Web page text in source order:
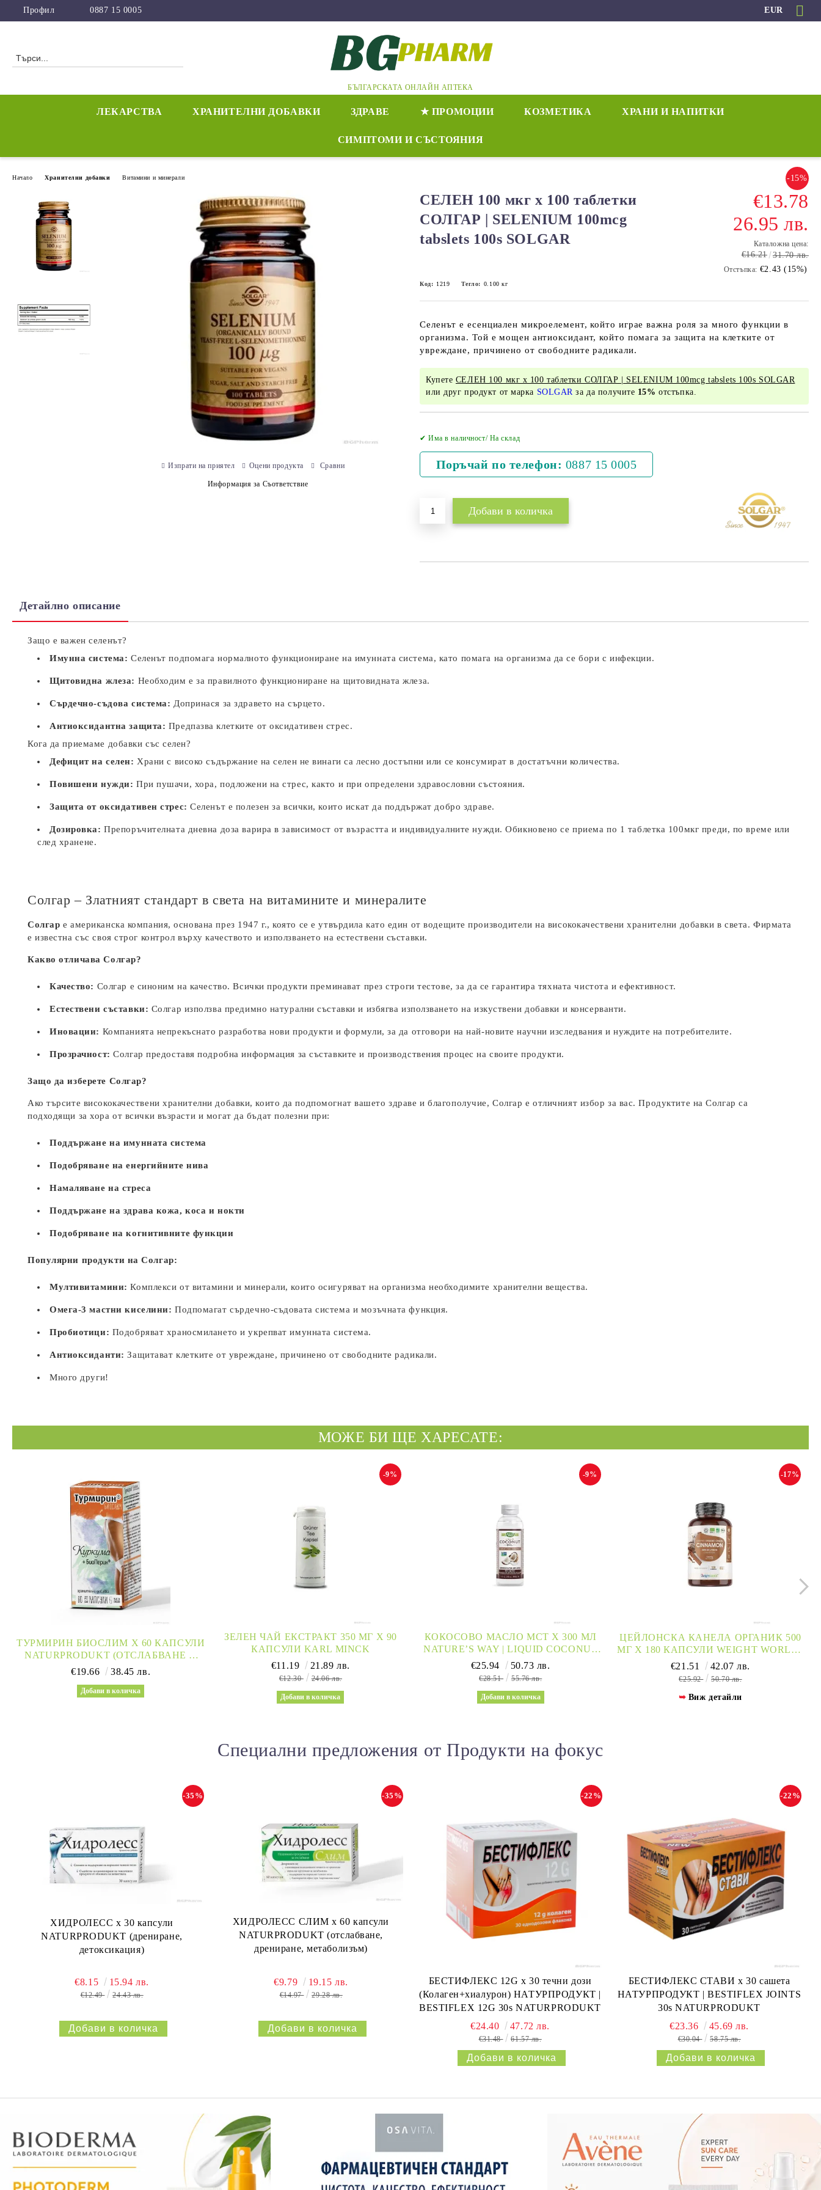
Профил 0887 15 0005 EUR
БЪЛГАРСКАТА ОНЛАЙН АПТЕКА
ЛЕКАРСТВА ХРАНИТЕЛНИ ДОБАВКИ ЗДРАВЕ ★ ПРОМОЦИИ КОЗМЕТИКА ХРАНИ И НАПИТКИ
СИМПТОМИ И СЪСТОЯНИЯ
Начало Хранителни добавки Витамини и минерали
СЕЛЕН 100 мкг х 100 таблетки
СОЛГАР | SELENIUM 100mcg
tabslets 100s SOLGAR
-15%
€13.78
26.95 лв.
Каталожна цена:
€16.21 31.70 лв.
Отстъпка: €2.43 (15%)
Код: 1219 Тегло: 0.100 кг
Селенът е есенциален микроелемент, който играе важна роля за много функции в
организма. Той е мощен антиоксидант, който помага за защита на клетките от
увреждане, причинено от свободните радикали.
Купете СЕЛЕН 100 мкг х 100 таблетки СОЛГАР | SELENIUM 100mcg tabslets 100s SOLGAR
или друг продукт от марка SOLGARза да получите 15% отстъпка.
✔ Има в наличност/ На склад
Поръчай по телефон: 0887 15 0005
Изпрати на приятел Оцени продукта Сравни
Информация за Съответствие
Детайлно описание
Защо е важен селенът?
Имунна система: Селенът подпомага нормалното функциониране на имунната система, като помага на организма да се бори с инфекции.
Щитовидна жлеза: Необходим е за правилното функциониране на щитовидната жлеза.
Сърдечно-съдова система: Допринася за здравето на сърцето.
Антиоксидантна защита: Предпазва клетките от оксидативен стрес.
Кога да приемаме добавки със селен?
Дефицит на селен: Храни с високо съдържание на селен не винаги са лесно достъпни или се консумират в достатъчни количества.
Повишени нужди: При пушачи, хора, подложени на стрес, както и при определени здравословни състояния.
Защита от оксидативен стрес: Селенът е полезен за всички, които искат да поддържат добро здраве.
Дозировка: Препоръчителната дневна доза варира в зависимост от възрастта и индивидуалните нужди. Обикновено се приема по 1 таблетка 100мкг преди, по време или
след хранене.
Солгар – Златният стандарт в света на витамините и минералите
Солгар е американска компания, основана през 1947 г., която се е утвърдила като един от водещите производители на висококачествени хранителни добавки в света. Фирмата
е известна със своя строг контрол върху качеството и използването на естествени съставки.
Какво отличава Солгар?
Качество: Солгар е синоним на качество. Всички продукти преминават през строги тестове, за да се гарантира тяхната чистота и ефективност.
Естествени съставки: Солгар използва предимно натурални съставки и избягва използването на изкуствени добавки и консерванти.
Иновации: Компанията непрекъснато разработва нови продукти и формули, за да отговори на най-новите научни изследвания и нуждите на потребителите.
Прозрачност: Солгар предоставя подробна информация за съставките и производствения процес на своите продукти.
Защо да изберете Солгар?
Ако търсите висококачествени хранителни добавки, които да подпомогнат вашето здраве и благополучие, Солгар е отличният избор за вас. Продуктите на Солгар са
подходящи за хора от всички възрасти и могат да бъдат полезни при:
Поддържане на имунната система
Подобряване на енергийните нива
Намаляване на стреса
Поддържане на здрава кожа, коса и нокти
Подобряване на когнитивните функции
Популярни продукти на Солгар:
Мултивитамини: Комплекси от витамини и минерали, които осигуряват на организма необходимите хранителни вещества.
Омега-3 мастни киселини: Подпомагат сърдечно-съдовата система и мозъчната функция.
Пробиотици: Подобряват храносмилането и укрепват имунната система.
Антиоксиданти: Защитават клетките от увреждане, причинено от свободните радикали.
Много други!
МОЖЕ БИ ЩЕ ХАРЕСАТЕ:
ТУРМИРИН БИОСЛИМ Х 60 КАПСУЛИ
NATURPRODUKT (ОТСЛАБВАНЕ И
МЕТАБОЛИЗЪМ)
€19.66 38.45 лв.
ЗЕЛЕН ЧАЙ ЕКСТРАКТ 350 МГ Х 90
КАПСУЛИ KARL MINCK
-9%
€11.19 21.89 лв.
€12.30 24.06 лв.
КОКОСОВО МАСЛО МСТ Х 300 МЛ
NATURE’S WAY | LIQUID COCONUT
OIL 93 % MCTS
-9%
€25.94 50.73 лв.
€28.51 55.76 лв.
ЦЕЙЛОНСКА КАНЕЛА ОРГАНИК 500
МГ Х 180 КАПСУЛИ WEIGHT WORLD |
CINNAMON
-17%
€21.51 42.07 лв.
€25.92 50.70 лв.
Виж детайли
Специални предложения от Продукти на фокус
ХИДРОЛЕСС х 30 капсули
NATURPRODUKT (дрениране,
детоксикация)
-35%
€8.15 15.94 лв.
€12.49 24.43 лв.
ХИДРОЛЕСС СЛИМ х 60 капсули
NATURPRODUKT (отслабване,
дрениране, метаболизъм)
-35%
€9.79 19.15 лв.
€14.97 29.28 лв.
БЕСТИФЛЕКС 12G х 30 течни дози
(Колаген+хиалурон) НАТУРПРОДУКТ |
BESTIFLEX 12G 30s NATURPRODUKT
-22%
€24.40 47.72 лв.
€31.48 61.57 лв.
БЕСТИФЛЕКС СТАВИ х 30 сашета
НАТУРПРОДУКТ | BESTIFLEX JOINTS
30s NATURPRODUKT
-22%
€23.36 45.69 лв.
€30.04 58.75 лв.